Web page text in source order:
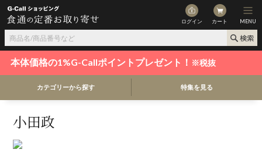
ログイン カート MENU
本体価格の1%G-Callポイントプレゼント！ ※税抜
カテゴリーから探す 特集を見る
小田政